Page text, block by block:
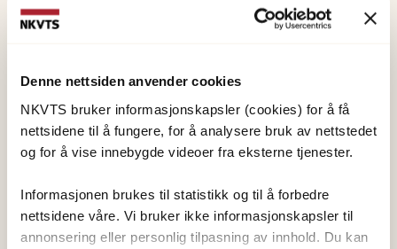
Denne nettsiden anvender cookies
NKVTS bruker informasjonskapsler (cookies) for å få
nettsidene til å fungere, for å analysere bruk av nettstedet
og for å vise innebygde videoer fra eksterne tjenester.
Informasjonen brukes til statistikk og til å forbedre
nettsidene våre. Vi bruker ikke informasjonskapsler til
annonsering eller personlig tilpasning av innhold. Du kan
Jensen, Tine Kristin
Vis profil
Skar, Ane-Marthe
Forsker I
Vis profil